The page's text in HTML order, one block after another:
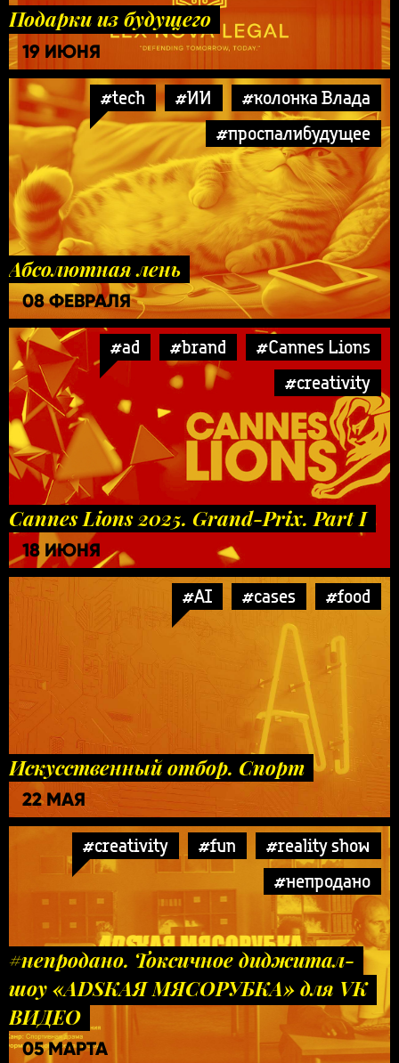
Подарки из будущего
19 ИЮНЯ
#tech #ИИ
#колонка Влада
#проспалибудущее
Абсолютная лень
08 ФЕВРАЛЯ
#ad #brand
#Cannes Lions
#creativity
Cannes Lions 2025. Grand-Prix. Part I
18 ИЮНЯ
#AI #cases #food
Искусственный отбор. Спорт
22 МАЯ
#creativity #fun
#reality show
#непродано
#непродано. Токсичное диджитал-
шоу «ADSКАЯ МЯСОРУБКА» для VK
ВИДЕО
05 МАРТА